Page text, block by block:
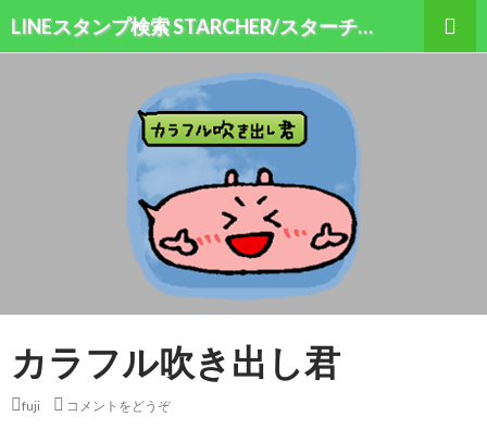
LINEスタンプ検索 STARCHER/スターチャー
カラフル吹き出し君
fuji コメントをどうぞ